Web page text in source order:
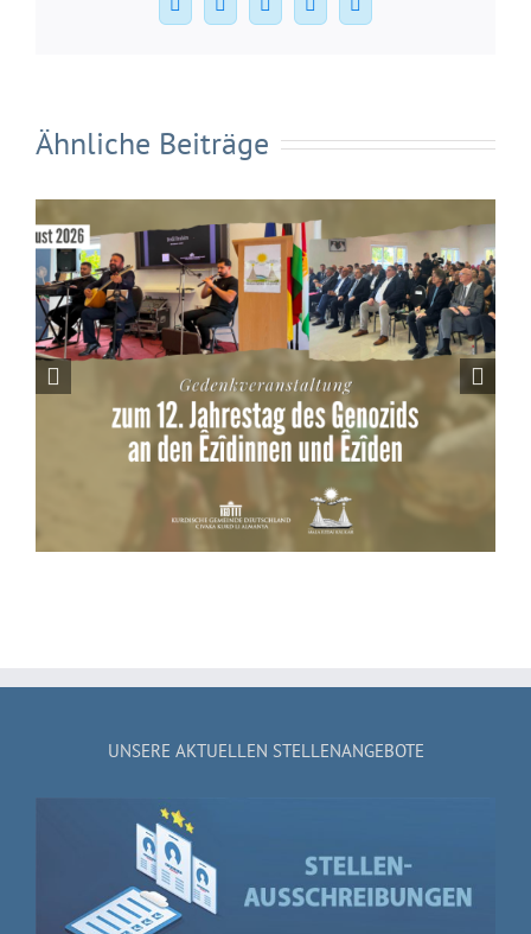
Facebook
X WhatsAppPinterest
E-
Mail
Ähnliche Beiträge
Die Kurdische Gemeinde Deutschland
begrüßt die Bremer Initiative zur
dauerhaften Verankerung des
Kurdischunterrichts
UNSERE AKTUELLEN STELLENANGEBOTE